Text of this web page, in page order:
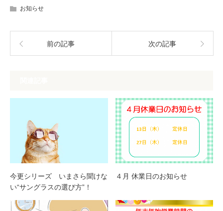
お知らせ
前の記事 次の記事
今更シリーズ いまさら聞けな
い“サングラスの選び方”！
４月 休業日のお知らせ